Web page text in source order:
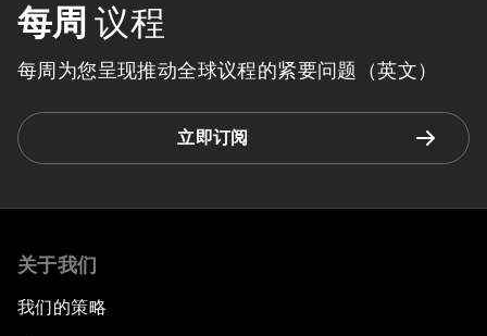
每周 议程
每周为您呈现推动全球议程的紧要问题（英文）
立即订阅
关于我们
我们的策略